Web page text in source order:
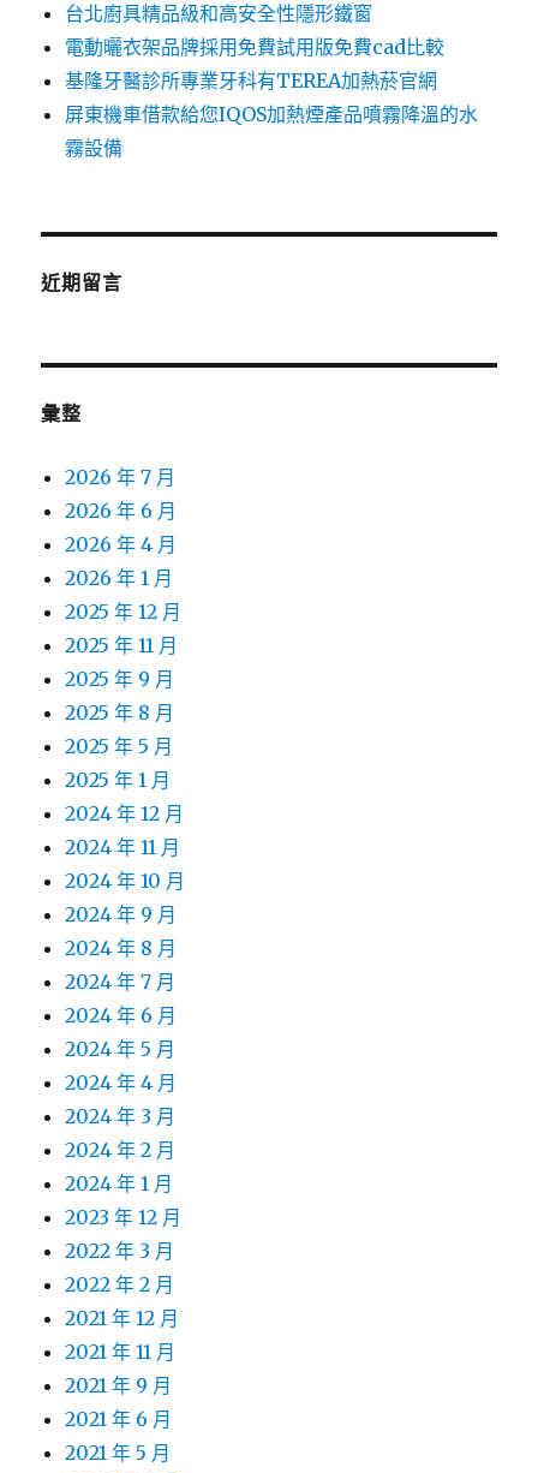
台北廚具精品級和高安全性隱形鐵窗
電動曬衣架品牌採用免費試用版免費cad比較
基隆牙醫診所專業牙科有TEREA加熱菸官網
屏東機車借款給您IQOS加熱煙產品噴霧降溫的水
霧設備
近期留言
彙整
2026 年 7 月
2026 年 6 月
2026 年 4 月
2026 年 1 月
2025 年 12 月
2025 年 11 月
2025 年 9 月
2025 年 8 月
2025 年 5 月
2025 年 1 月
2024 年 12 月
2024 年 11 月
2024 年 10 月
2024 年 9 月
2024 年 8 月
2024 年 7 月
2024 年 6 月
2024 年 5 月
2024 年 4 月
2024 年 3 月
2024 年 2 月
2024 年 1 月
2023 年 12 月
2022 年 3 月
2022 年 2 月
2021 年 12 月
2021 年 11 月
2021 年 9 月
2021 年 6 月
2021 年 5 月